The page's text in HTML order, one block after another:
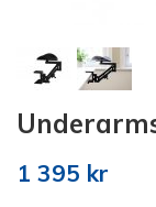
1 395 kr